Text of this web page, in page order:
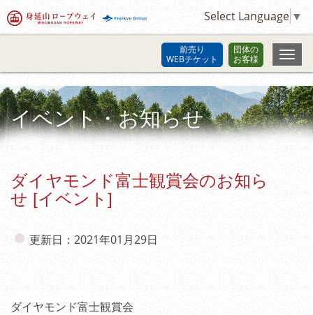
Select Language ▼
前売り
WEBチケット
団体の
お客様
イベント・お知らせ
ダイヤモンド富士観賞会のお知ら
せ [イベント]
更新日：2021年01月29日
ダイヤモンド富士観賞会